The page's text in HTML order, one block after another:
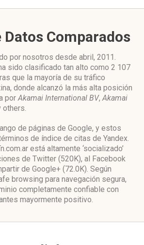
Datos Comparados
por nosotros desde abril, 2011.
sido clasificado tan alto como 2 107
que la mayoría de su tráfico
donde alcanzó la más alta posición
porAkamai International BV,Akamai
others.
de páginas de Google, y estos
de índice de citas de Yandex.
está altamente ‘socializado’
de Twitter (520K), al Facebook
de Google+ (72.0K). Según
browsing para navegación segura,
completamente confiable con
mayormente positivo.